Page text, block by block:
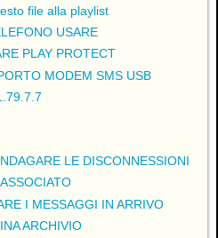
file alla playlist
USARE
PLAY PROTECT
MODEM SMS USB
LE DISCONNESSIONI
I MESSAGGI IN ARRIVO
ARCHIVIO